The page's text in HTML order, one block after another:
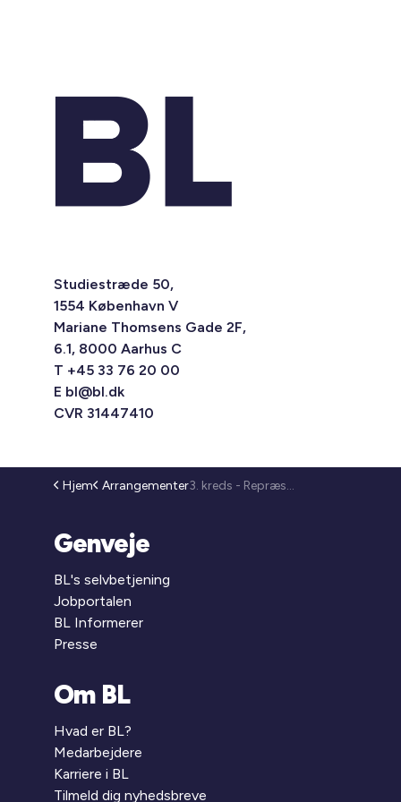
Studiestræde 50,
1554 København V
Mariane Thomsens Gade 2F,
6.1, 8000 Aarhus C
T +45 33 76 20 00
E bl@bl.dk
CVR 31447410
Hjem Arrangementer 3. kreds - Repræsentantmøde (26-134)
Genveje
BL's selvbetjening
Jobportalen
BL Informerer
Presse
Om BL
Hvad er BL?
Medarbejdere
Karriere i BL
Tilmeld dig nyhedsbreve